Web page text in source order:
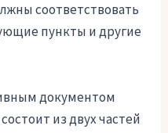
соответствовать
пункты и другие
документом
из двух частей